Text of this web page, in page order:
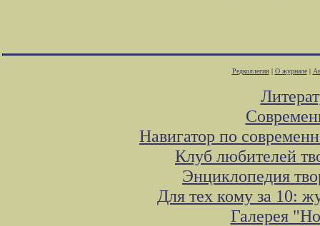
Редколлегия| О журнале|
Навигатор по
Клуб любителей
Энциклопедия
Для тех кому за 10:
Галерея